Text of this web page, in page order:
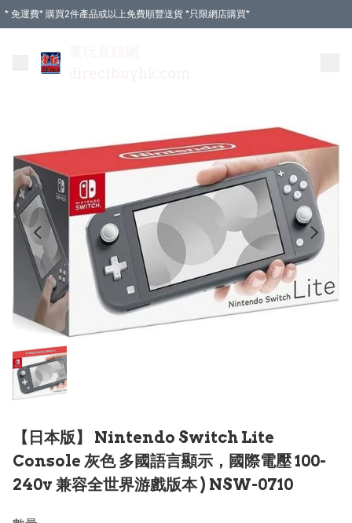
* 免運費* 購買2件產品或以上免費順豐送貨 *只限網店購買*
【日本版】 Nintendo Switch Lite
Console 灰色 多國語言顯示，國際電壓 100-
240v 兼容全世界游戲版本 ) NSW-0710